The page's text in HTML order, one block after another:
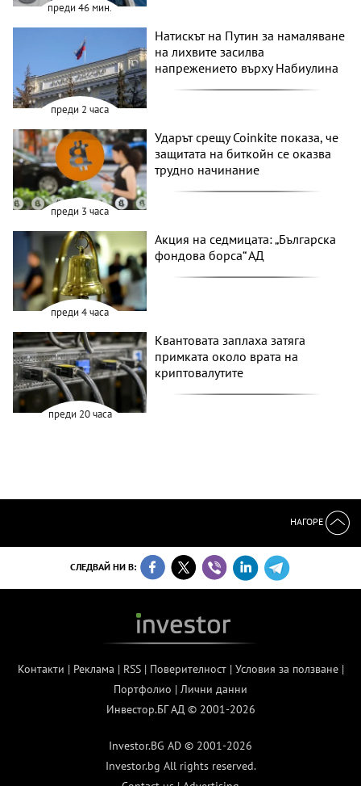
преди 46 мин.
преди 2 часа
Натискът на Путин за намаляване
на лихвите засилва
напрежението върху Набиулина
преди 3 часа
Ударът срещу Coinkite показа, че
защитата на биткойн се оказва
трудно начинание
преди 4 часа
Акция на седмицата: „Българска
фондова борса“ АД
преди 20 часа
Квантовата заплаха затяга
примката около врата на
криптовалутите
НАГОРЕ
СЛЕДВАЙ НИ В:
Контакти | Реклама | RSS| Поверителност| Условия за ползване|
Портфолио | Лични данни
Инвестор.БГ АД © 2001-2026
Investor.BG AD © 2001-2026
Investor.bg All rights reserved.